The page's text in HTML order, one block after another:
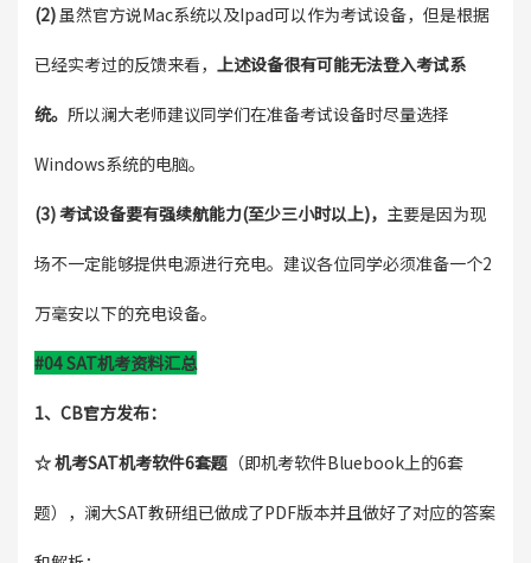
(2)虽然官方说Mac系统以及Ipad可以作为考试设备，但是根据
已经实考过的反馈来看， 上述设备很有可能无法登入考试系
统。 所以澜大老师建议同学们在准备考试设备时尽量选择
Windows系统的电脑。
(3) 考试设备要有强续航能力(至少三小时以上)， 主要是因为现
场不一定能够提供电源进行充电。建议各位同学必须准备一个2
万毫安以下的充电设备。
#04 SAT机考资料汇总
1、CB官方发布：
☆ 机考SAT机考软件6套题（即机考软件Bluebook上的6套
题），澜大SAT教研组已做成了PDF版本并且做好了对应的答案